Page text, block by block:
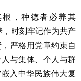
，种德者必养其
时刻牢记作为共产
严格用党章约束自
与集体、个人与群
入中华民族伟大复